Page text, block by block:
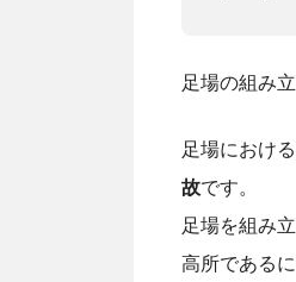
足場の組み
足場におけ
故です。
足場を組み
高所である